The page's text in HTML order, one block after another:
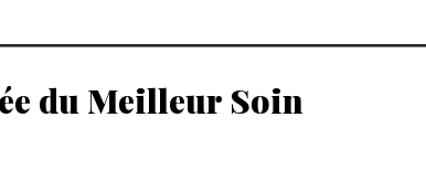
du Meilleur Soin